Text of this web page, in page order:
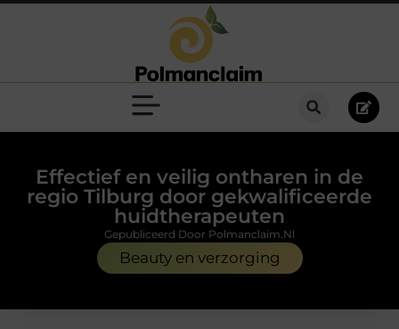
Effectief en veilig ontharen in de
regio Tilburg door gekwalificeerde
huidtherapeuten
Beauty en verzorging
Gepubliceerd Door Polmanclaim.nl